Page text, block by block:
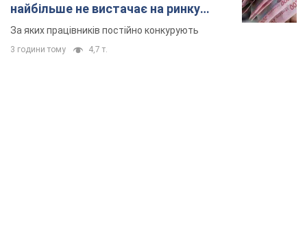
найбільше не вистачає на ринку
праці
За яких працівників постійно конкурують
3 години тому 4,7 т.